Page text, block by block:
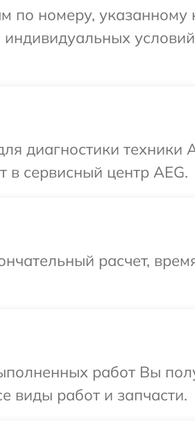
номеру, указанному
диагностики техники
в сервисный центр AEG.
расчет,
работ Вы
виды работ и запчасти.